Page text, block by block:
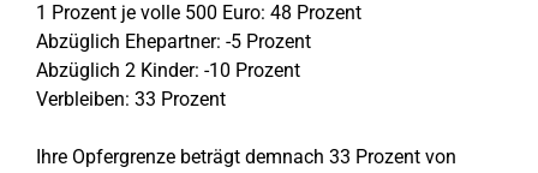
1 Prozent je volle 500 Euro: 48 Prozent
Abzüglich Ehepartner: -5 Prozent
Abzüglich 2 Kinder: -10 Prozent
Verbleiben: 33 Prozent
Ihre Opfergrenze beträgt demnach 33 Prozent von